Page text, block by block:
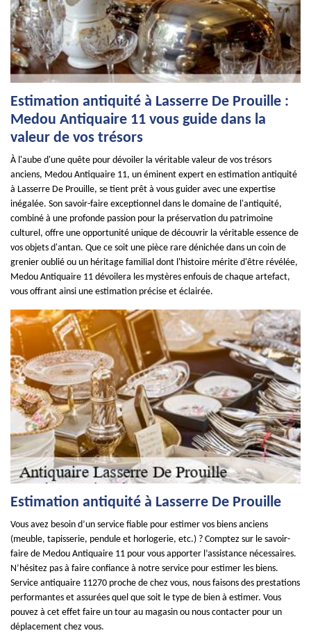
Estimation antiquité à Lasserre De Prouille :
Medou Antiquaire 11 vous guide dans la
valeur de vos trésors
À l'aube d'une quête pour dévoiler la véritable valeur de vos trésors
anciens, Medou Antiquaire 11, un éminent expert en estimation antiquité
à Lasserre De Prouille, se tient prêt à vous guider avec une expertise
inégalée. Son savoir-faire exceptionnel dans le domaine de l'antiquité,
combiné à une profonde passion pour la préservation du patrimoine
culturel, offre une opportunité unique de découvrir la véritable essence de
vos objets d'antan. Que ce soit une pièce rare dénichée dans un coin de
grenier oublié ou un héritage familial dont l'histoire mérite d'être révélée,
Medou Antiquaire 11 dévoilera les mystères enfouis de chaque artefact,
vous offrant ainsi une estimation précise et éclairée.
Estimation antiquité à Lasserre De Prouille
Vous avez besoin d’un service fiable pour estimer vos biens anciens
(meuble, tapisserie, pendule et horlogerie, etc.) ? Comptez sur le savoir-
faire de Medou Antiquaire 11 pour vous apporter l’assistance nécessaires.
N’hésitez pas à faire confiance à notre service pour estimer les biens.
Service antiquaire 11270 proche de chez vous, nous faisons des prestations
performantes et assurées quel que soit le type de bien à estimer. Vous
pouvez à cet effet faire un tour au magasin ou nous contacter pour un
déplacement chez vous.